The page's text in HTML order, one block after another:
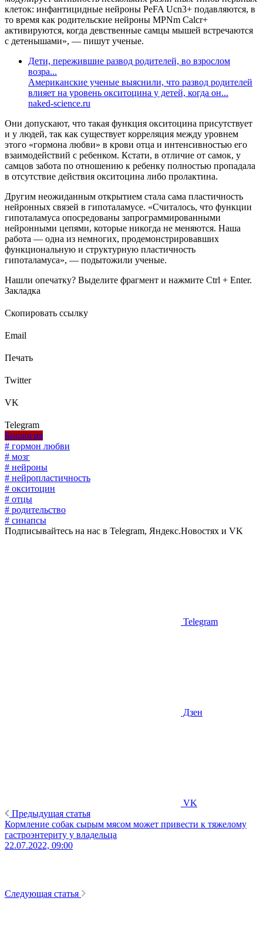
клеток: инфантицидные нейроны PeFA Ucn3+ подавляются, в
то время как родительские нейроны MPNm Calcr+
активируются, когда девственные самцы мышей встречаются
с детенышами», — пишут ученые.
Дети, пережившие развод родителей, во взрослом
возра...
Американские ученые выяснили, что развод родителей
влияет на уровень окситоцина у детей, когда он...
naked-science.ru
Они допускают, что такая функция окситоцина присутствует
и у людей, так как существует корреляция между уровнем
этого «гормона любви» в крови отца и интенсивностью его
взаимодействий с ребенком. Кстати, в отличие от самок, у
самцов забота по отношению к ребенку полностью пропадала
в отсутствие действия окситоцина либо пролактина.
Другим неожиданным открытием стала сама пластичность
нейронных связей в гипоталамусе. «Считалось, что функции
гипоталамуса опосредованы запрограммированными
нейронными цепями, которые никогда не меняются. Наша
работа — одна из немногих, продемонстрировавших
функциональную и структурную пластичность
гипоталамуса», — подытожили ученые.
Нашли опечатку? Выделите фрагмент и нажмите Ctrl + Enter.
Закладка
Скопировать ссылку
Email
Печать
Twitter
VK
Telegram
Биология
# гормон любви
# мозг
# нейроны
# нейропластичность
# окситоцин
# отцы
# родительство
# синапсы
Подписывайтесь на нас в Telegram, Яндекс.Новостях и VK
Telegram
Дзен
VK
Предыдущая статья
Кормление собак сырым мясом может привести к тяжелому
гастроэнтериту у владельца
22.07.2022, 09:00
Следующая статья